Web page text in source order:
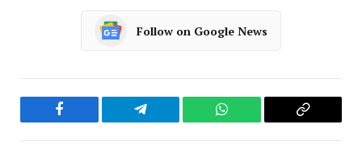
Follow on Google News
Facebook Telegram WhatsApp
Copy